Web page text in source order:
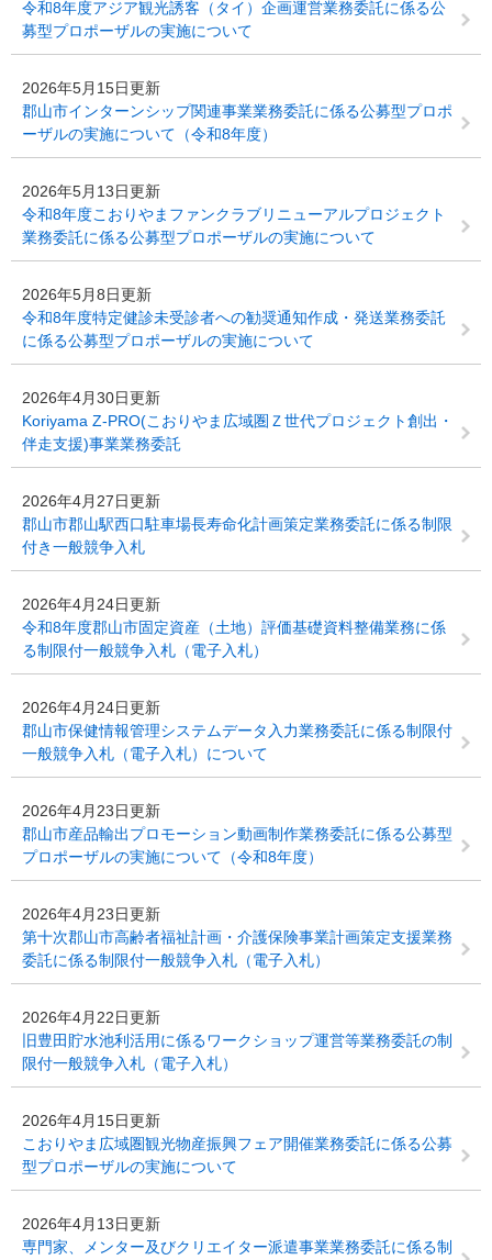
令和8年度アジア観光誘客（タイ）企画運営業務委託に係る公
募型プロポーザルの実施について
2026年5月15日更新
郡山市インターンシップ関連事業業務委託に係る公募型プロポ
ーザルの実施について（令和8年度）
2026年5月13日更新
令和8年度こおりやまファンクラブリニューアルプロジェクト
業務委託に係る公募型プロポーザルの実施について
2026年5月8日更新
令和8年度特定健診未受診者への勧奨通知作成・発送業務委託
に係る公募型プロポーザルの実施について
2026年4月30日更新
Koriyama Z-PRO(こおりやま広域圏Ｚ世代プロジェクト創出・
伴走支援)事業業務委託
2026年4月27日更新
郡山市郡山駅西口駐車場長寿命化計画策定業務委託に係る制限
付き一般競争入札
2026年4月24日更新
令和8年度郡山市固定資産（土地）評価基礎資料整備業務に係
る制限付一般競争入札（電子入札）
2026年4月24日更新
郡山市保健情報管理システムデータ入力業務委託に係る制限付
一般競争入札（電子入札）について
2026年4月23日更新
郡山市産品輸出プロモーション動画制作業務委託に係る公募型
プロポーザルの実施について（令和8年度）
2026年4月23日更新
第十次郡山市高齢者福祉計画・介護保険事業計画策定支援業務
委託に係る制限付一般競争入札（電子入札）
2026年4月22日更新
旧豊田貯水池利活用に係るワークショップ運営等業務委託の制
限付一般競争入札（電子入札）
2026年4月15日更新
こおりやま広域圏観光物産振興フェア開催業務委託に係る公募
型プロポーザルの実施について
2026年4月13日更新
専門家、メンター及びクリエイター派遣事業業務委託に係る制